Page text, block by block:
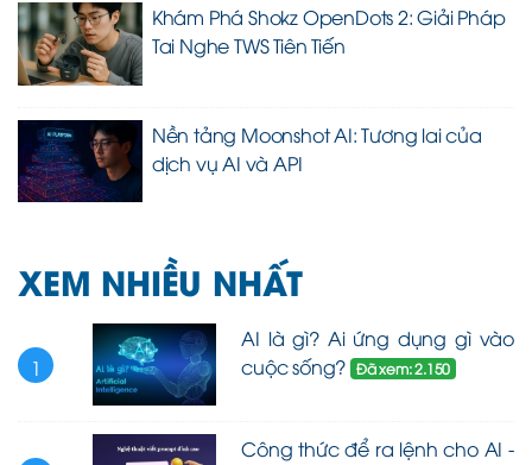
Khám Phá Shokz OpenDots 2: Giải Pháp
Tai Nghe TWS Tiên Tiến
Nền tảng Moonshot AI: Tương lai của
dịch vụ AI và API
XEM NHIỀU NHẤT
1
AI là gì? Ai ứng dụng gì vào
cuộc sống? Đã xem: 2.150
Công thức để ra lệnh cho AI -